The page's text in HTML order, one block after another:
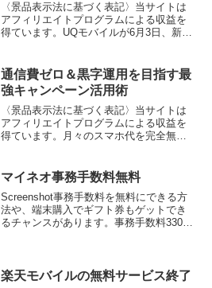
〈景品表示法に基づく表記〉当サイトは
アフィリエイトプログラムによる収益を
得ています。UQモバイルが6月3日、新プ
親子応援割も終了となり、波紋が広がっ
ています。今回の新...
通信費ゼロ＆黒字運用を目指す最
強キャンペーン活用術
〈景品表示法に基づく表記〉当サイトは
アフィリエイトプログラムによる収益を
得ています。月々のスマホ代を完全無
ば、誰でも合法的かつ再現可能な節約術
を実践できます。...
マイネオ事務手数料無料
Screenshot事務手数料を無料にできる方
法や、端末購入でギフト券もゲットでき
るチャンスがあります。事務手数料3300
楽天モバイルの無料サービス終了